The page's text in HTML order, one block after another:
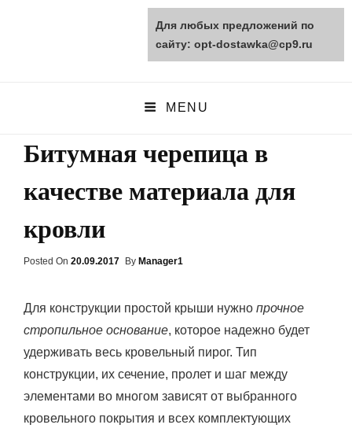
opt-dostawka.ru
MENU
Битумная черепица в
качестве материала для
кровли
Posted On Posted
20.09.2017 By Manager1
Для конструкции простой крыши нужно прочное
стропильное основание, которое надежно будет
удерживать весь кровельный пирог. Тип
конструкции, их сечение, пролет и шаг между
элементами во многом зависят от выбранного
кровельного покрытия и всех комплектующих
Для любых предложений по
сайту: opt-dostawka@cp9.ru